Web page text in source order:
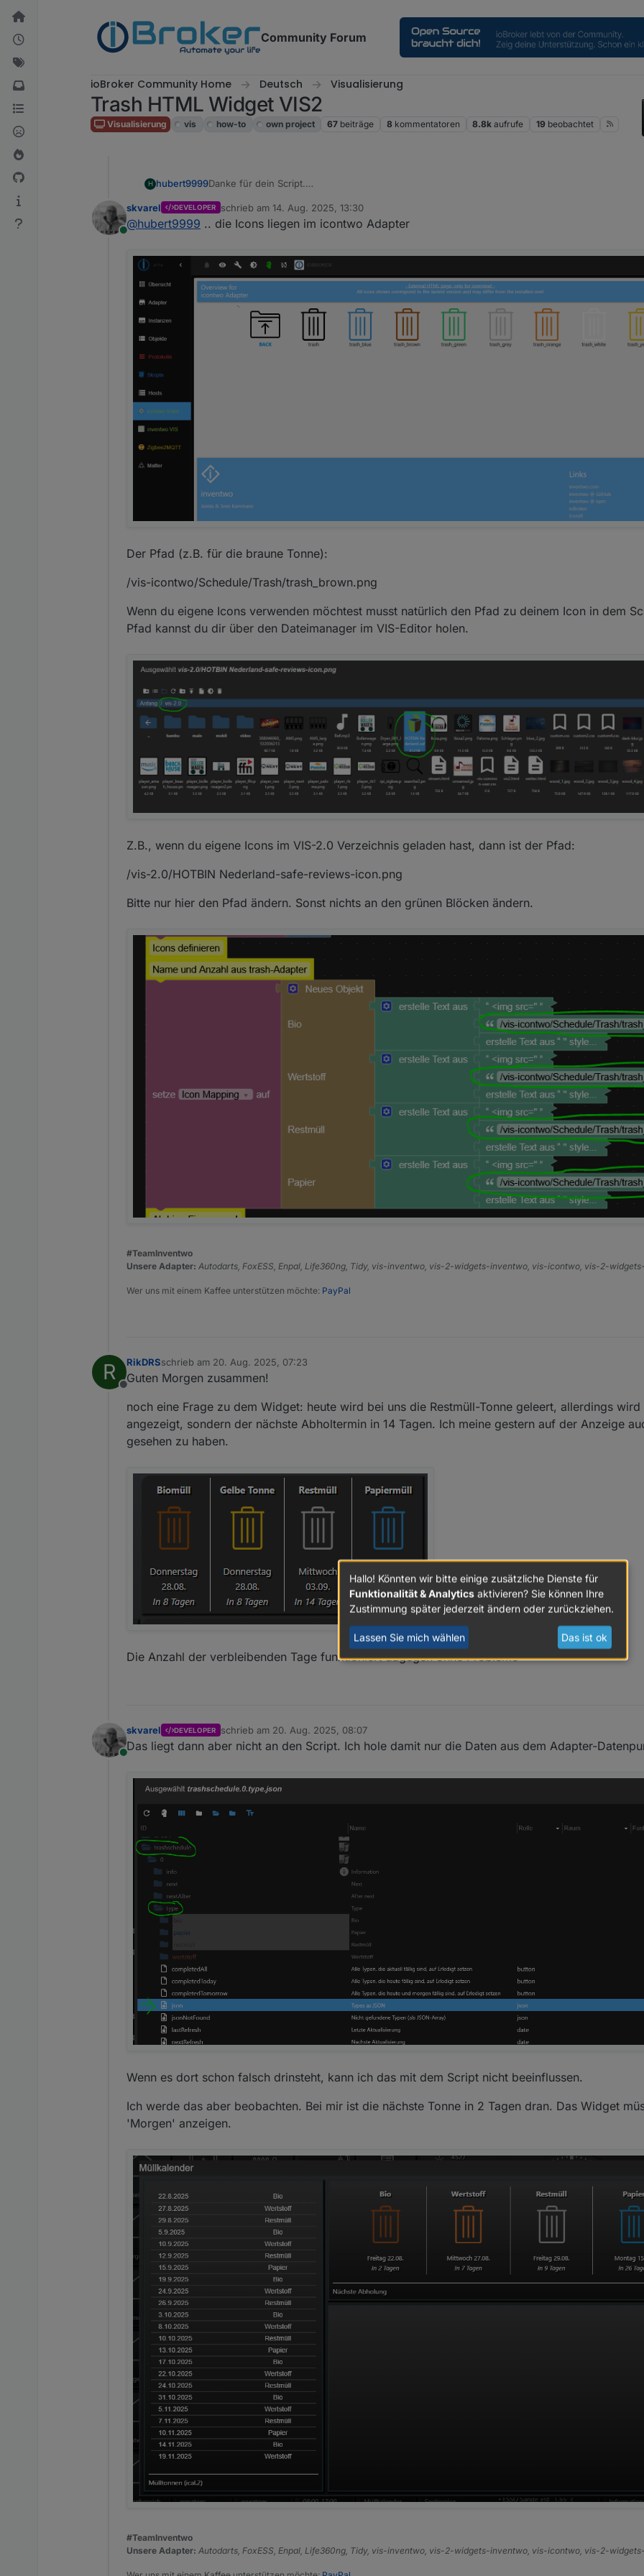
Weiter zum Inhalt
Community Forum
ioBroker Community Home Deutsch Visualisierung
Trash HTML Widget VIS2
Visualisierung vis how-to own project 67 beiträge 8 kommentatoren 8.8k aufrufe 19 beobachtet
H hubert9999Danke für dein Script.
Wo genau kann man den Bilderpfad nachschauen?
Online
skvarel DEVELOPER schrieb am 14. Aug. 2025, 13:30
zuletzt editiert von
@hubert9999 .. die Icons liegen im icontwo Adapter
Der Pfad (z.B. für die braune Tonne):
/vis-icontwo/Schedule/Trash/trash_brown.png
Wenn du eigene Icons verwenden möchtest musst natürlich den Pfad zu deinem Icon in dem
Pfad kannst du dir über den Dateimanager im VIS-Editor holen.
Z.B., wenn du eigene Icons im VIS-2.0 Verzeichnis geladen hast, dann ist der Pfad:
/vis-2.0/HOTBIN Nederland-safe-reviews-icon.png
Bitte nur hier den Pfad ändern. Sonst nichts an den grünen Blöcken ändern.
#TeamInventwo
Unsere Adapter: Autodarts, FoxESS, Enpal, Life360ng, Tidy, vis-inventwo, vis-2-widgets-inventwo, vis-icontwo, vis-2-
Wer uns mit einem Kaffee unterstützen möchte: PayPal
R
Offline
RikDRSschrieb am 20. Aug. 2025, 07:23
zuletzt editiert von
Guten Morgen zusammen!
noch eine Frage zu dem Widget: heute wird bei uns die Restmüll-Tonne geleert, allerdings wird
angezeigt, sondern der nächste Abholtermin in 14 Tagen. Ich meine gestern auf der Anzeige
gesehen zu haben.
Die Anzahl der verbleibenden Tage funktioniert dagegen ohne Probleme
Online
skvarel DEVELOPER schrieb am 20. Aug. 2025, 08:07
zuletzt editiert von
Das liegt dann aber nicht an den Script. Ich hole damit nur die Daten aus dem Adapter-
Wenn es dort schon falsch drinsteht, kann ich das mit dem Script nicht beeinflussen.
Ich werde das aber beobachten. Bei mir ist die nächste Tonne in 2 Tagen dran. Das Widget
'Morgen' anzeigen.
#TeamInventwo
Unsere Adapter: Autodarts, FoxESS, Enpal, Life360ng, Tidy, vis-inventwo, vis-2-widgets-inventwo, vis-icontwo, vis-2-
Hallo! Könnten wir bitte einige zusätzliche Dienste für
Funktionalität & Analytics aktivieren? Sie können Ihre
Zustimmung später jederzeit ändern oder zurückziehen.
Lassen Sie mich wählen Das ist ok